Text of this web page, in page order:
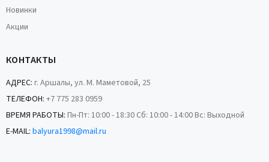
Новинки
Акции
КОНТАКТЫ
АДРЕС: г. Аршалы, ул. М. Маметовой, 25
ТЕЛЕФОН: +7 775 283 0959
ВРЕМЯ РАБОТЫ: Пн-Пт: 10:00 - 18:30 Сб: 10:00 - 14:00 Вс: Выходной
E-MAIL: balyura1998@mail.ru